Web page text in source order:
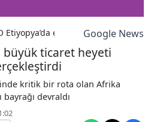
Etiyopya’da en büyük ticaret
Google News
büyük ticaret heyeti
kritik bir rota olan Afrika
bayrağı devraldı